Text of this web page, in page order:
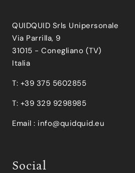
QUIDQUID Srls Unipersonale
Via Parrilla, 9
31015 - Conegliano (TV)
Italia
T: +39 375 5602855
T: +39 329 9298985
Email : info@quidquid.eu
Social